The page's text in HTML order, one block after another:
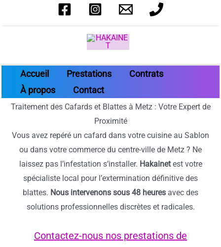
Accueil Prestations
Contrats
À propos
Contact
Traitement des Cafards et Blattes à Metz : Votre Expert de
Proximité
Vous avez repéré un cafard dans votre cuisine au Sablon
ou dans votre commerce du centre-ville de Metz ? Ne
laissez pas l’infestation s’installer. Hakainetest votre
spécialiste local pour l’extermination définitive des
blattes. Nous intervenons sous 48 heures avec des
solutions professionnelles discrètes et radicales.
Contactez-nous nos prestations de